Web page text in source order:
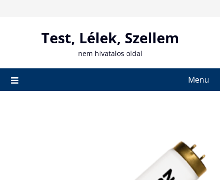
Test, Lélek, Szellem
nem hivatalos oldal
Menu